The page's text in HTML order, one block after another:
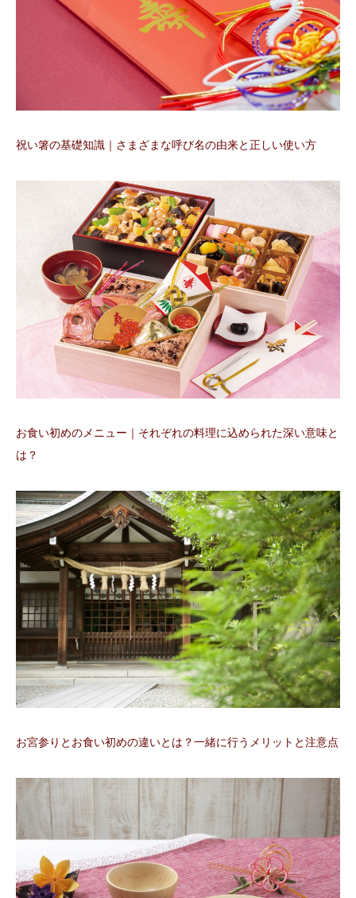
祝い箸の基礎知識｜さまざまな呼び名の由来と正しい使い方
お食い初めのメニュー｜それぞれの料理に込められた深い意味と
は？
お宮参りとお食い初めの違いとは？一緒に行うメリットと注意点